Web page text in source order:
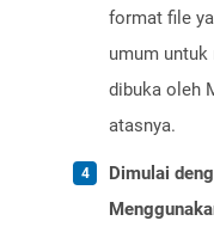
format file
umum untuk
dibuka oleh
atasnya.
Dimulai